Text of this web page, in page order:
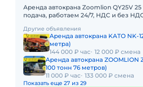
Аренда автокрана Zoomlion QY25V 25
подача, работаем 24/7, НДС и без
ZOOMLION QY25V 25 ТОННПред
Другие объявления
Аренда автокрана KATO NK-
метра)
144 000 ₽ час
12 000 ₽ смена
Аренда автокрана ZOOMLION
100 тонн 76 метров)
11 000 ₽ час 133 000 ₽ смена
Показать еще 27 из 29